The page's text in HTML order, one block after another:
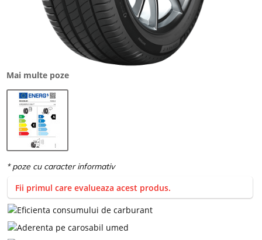
Mai multe poze
Fii primul care evalueaza acest produs.